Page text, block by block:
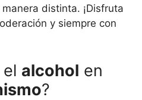
distinta. ¡Disfruta
y siempre con
alcohol en
?